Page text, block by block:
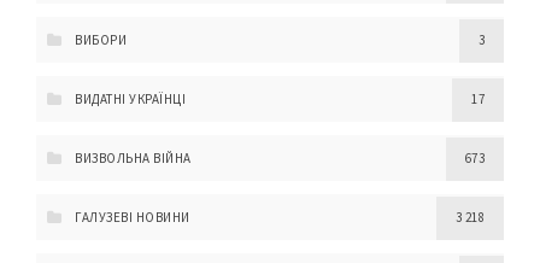
ВИБОРИ 3
ВИДАТНІ УКРАЇНЦІ 17
ВИЗВОЛЬНА ВІЙНА 673
ГАЛУЗЕВІ НОВИНИ 3 218